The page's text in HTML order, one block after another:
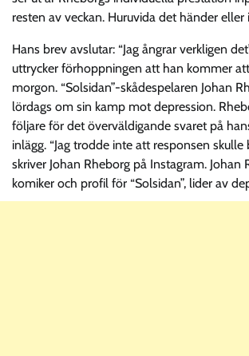
resten av veckan. Huruvida det händer
Hans brev avslutar: “Jag ångrar verkligen
uttrycker förhoppningen att han kommer
morgon. “Solsidan”-skådespelaren Johan
lördags om sin kamp mot depression.
följare för det överväldigande svaret på
inlägg. “Jag trodde inte att responsen skulle
skriver Johan Rheborg på Instagram. Johan
komiker och profil för “Solsidan”, lider av